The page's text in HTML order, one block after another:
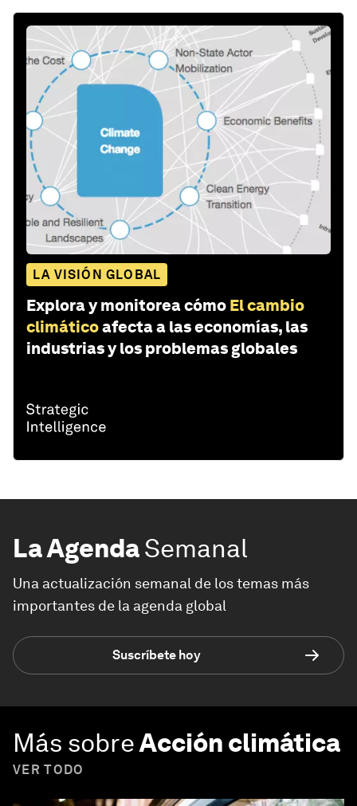
LA VISIÓN GLOBAL
Explora y monitorea cómo El cambio
climáticoafecta a las economías, las
industrias y los problemas globales
La AgendaSemanal
Una actualización semanal de los temas más
importantes de la agenda global
Suscríbete hoy
Más sobreAcción climática
VER TODO